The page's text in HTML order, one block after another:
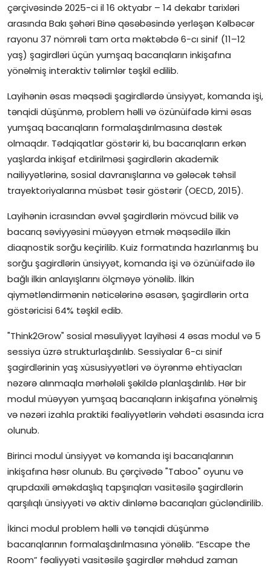
Qəzetin PDF arxivi
İctimai şura
Dünya
çərçivəsində 2025-ci il 16 oktyabr – 14 dekabr tarixləri
arasında Bakı şəhəri Binə qəsəbəsində yerləşən Kəlbəcər
rayonu 37 nömrəli tam orta məktəbdə 6-cı sinif (11–12
yaş) şagirdləri üçün yumşaq bacarıqların inkişafına
yönəlmiş interaktiv təlimlər təşkil edilib.
Layihənin əsas məqsədi şagirdlərdə ünsiyyət, komanda işi,
tənqidi düşünmə, problem həlli və özünüifadə kimi əsas
yumşaq bacarıqların formalaşdırılmasına dəstək
olmaqdır. Tədqiqatlar göstərir ki, bu bacarıqların erkən
yaşlarda inkişaf etdirilməsi şagirdlərin akademik
nailiyyətlərinə, sosial davranışlarına və gələcək təhsil
trayektoriyalarına müsbət təsir göstərir (OECD, 2015).
Layihənin icrasından əvvəl şagirdlərin mövcud bilik və
bacarıq səviyyəsini müəyyən etmək məqsədilə ilkin
diaqnostik sorğu keçirilib. Kuiz formatında hazırlanmış bu
sorğu şagirdlərin ünsiyyət, komanda işi və özünüifadə ilə
bağlı ilkin anlayışlarını ölçməyə yönəlib. İlkin
qiymətləndirmənin nəticələrinə əsasən, şagirdlərin orta
göstəricisi 64% təşkil edib.
"Think2Grow" sosial məsuliyyət layihəsi 4 əsas modul və 5
sessiya üzrə strukturlaşdırılıb. Sessiyalar 6-cı sinif
şagirdlərinin yaş xüsusiyyətləri və öyrənmə ehtiyacları
nəzərə alınmaqla mərhələli şəkildə planlaşdırılıb. Hər bir
modul müəyyən yumşaq bacarıqların inkişafına yönəlmiş
və nəzəri izahla praktiki fəaliyyətlərin vəhdəti əsasında icra
olunub.
Birinci modul ünsiyyət və komanda işi bacarıqlarının
inkişafına həsr olunub. Bu çərçivədə "Taboo" oyunu və
qrupdaxili əməkdaşlıq tapşırıqları vasitəsilə şagirdlərin
qarşılıqlı ünsiyyəti və aktiv dinləmə bacarıqları gücləndirilib.
İkinci modul problem həlli və tənqidi düşünmə
bacarıqlarının formalaşdırılmasına yönəlib. “Escape the
Room” fəaliyyəti vasitəsilə şagirdlər məhdud zaman